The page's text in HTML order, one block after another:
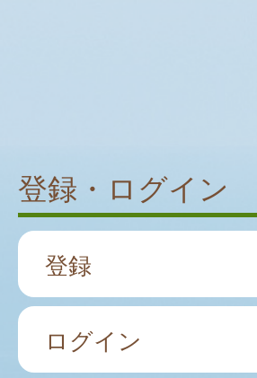
登録・ログイン
登録
ログイン